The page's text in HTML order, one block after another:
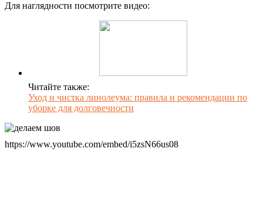
Для наглядности посмотрите видео:
Читайте также:
Уход и чистка линолеума: правила и рекомендации по
уборке для долговечности
https://www.youtube.com/embed/i5zsN66us08